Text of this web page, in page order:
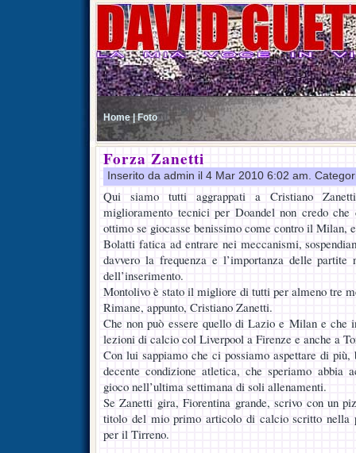
Home | Foto
Forza Zanetti
Inserito da admin il 4 Mar 2010 6:02 am.
Qui siamo tutti aggrappati a Cristiano
miglioramento tecnici per Doandel non credo
ottimo se giocasse benissimo come contro il Milan,
Bolatti fatica ad entrare nei meccanismi,
davvero la frequenza e l’importanza delle partite
dell’inserimento.
Montolivo è stato il migliore di tutti per almeno tre
Rimane, appunto, Cristiano Zanetti.
Che non può essere quello di Lazio e Milan e che
lezioni di calcio col Liverpool a Firenze e anche a
Con lui sappiamo che ci possiamo aspettare di più,
decente condizione atletica, che speriamo abbia
gioco nell’ultima settimana di soli allenamenti.
Se Zanetti gira, Fiorentina grande, scrivo con un
titolo del mio primo articolo di calcio scritto
per il Tirreno.